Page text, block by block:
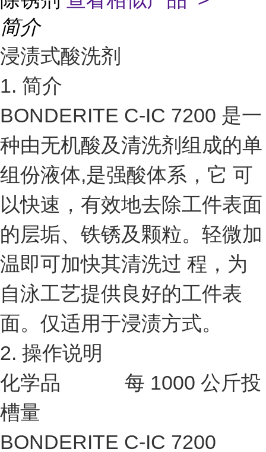
简介
浸渍式酸洗剂
1. 简介
BONDERITE C-IC 7200 是一
种由无机酸及清洗剂组成的单
组份液体,是强酸体系，它 可
以快速，有效地去除工件表面
的层垢、铁锈及颗粒。轻微加
温即可加快其清洗过 程，为
自泳工艺提供良好的工件表
面。仅适用于浸渍方式。
2. 操作说明
化学品 每 1000 公斤投
槽量
BONDERITE C-IC 7200